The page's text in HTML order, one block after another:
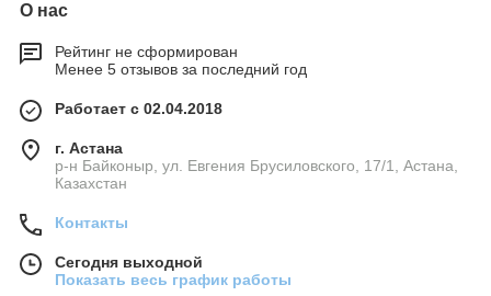
сауну. Конечно же, в первую очередь это веник,
эфирные масла, скрабы, очищающие средства.
Не стоит забывать про большое полотенце,
простыню, банную шапку и рукавицы. Не
специальный банный коврик.
О нас
Рейтинг не сформирован
Менее 5 отзывов за последний год
Работает с 02.04.2018
г. Астана
р-н Байконыр, ул. Евгения Брусиловского, 17/1, Астана,
Казахстан
Контакты
Сегодня выходной
Показать весь график работы